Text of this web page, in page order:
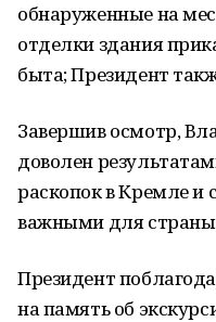
обнаруженные на
отделки здания
быта; Президент
Завершив осмотр,
доволен
раскопок в Кремле и
важными для
Президент
на память об